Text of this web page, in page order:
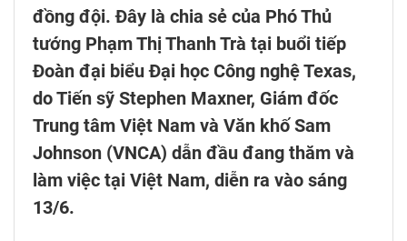
đồng đội. Đây là chia sẻ của Phó Thủ
tướng Phạm Thị Thanh Trà tại buổi tiếp
Đoàn đại biểu Đại học Công nghệ Texas,
do Tiến sỹ Stephen Maxner, Giám đốc
Trung tâm Việt Nam và Văn khố Sam
Johnson (VNCA) dẫn đầu đang thăm và
làm việc tại Việt Nam, diễn ra vào sáng
13/6.